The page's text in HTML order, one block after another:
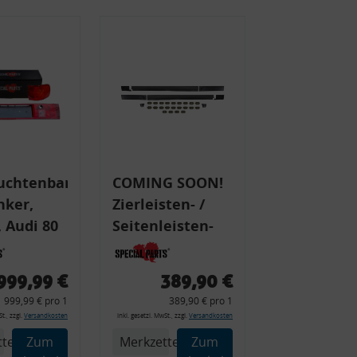
Audi 80
89,
+
€
999,99 € pro 1
zzgl. Versandkosten
Zum
COMING SOON!
Zierleisten- /
Seitenleisten-
Set, Audi 80
Cabrio, Coupe,
Zierleiste, 2x
Kappe, Clipse,
389,90 €
389,90 € pro 1
inkl. gesetzl. MwSt., zzgl. Versandkosten
Merkzettel
Zum